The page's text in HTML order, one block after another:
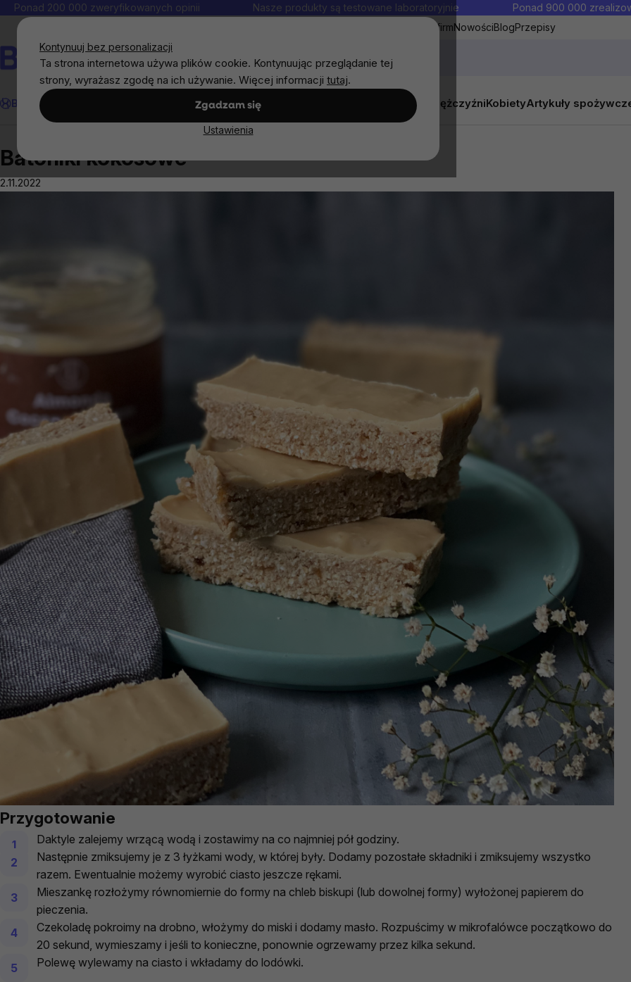
Kontynuuj bez personalizacji
Ta strona internetowa używa plików cookie. Kontynuując przeglądanie tej
strony, wyrażasz zgodę na ich używanie. Więcej informacji tutaj.
Zgadzam się
Ustawienia
Przejść
Ponad 200 000 zweryfikowanych opinii Nasze produkty są testowane laboratoryjnie
Ponad 900 000
Współpraca hurtowa dla firmNowościBlogPrzepisy
Szukaj
BrainMax®
PromocjaCeleSuplementy diety Zestawy promocyjne MężczyźniKobietyArtykuły
Batoniki kokosowe
Batoniki kokosowe
2.11.2022
Przygotowanie
Daktyle zalejemy wrzącą wodą i zostawimy na co najmniej pół godziny.
Następnie zmiksujemy je z 3 łyżkami wody, w której były. Dodamy pozostałe składniki i zmiksujemy wszystko
razem. Ewentualnie możemy wyrobić ciasto jeszcze rękami.
Mieszankę rozłożymy równomiernie do formy na chleb biskupi (lub dowolnej formy) wyłożonej papierem do
pieczenia.
Czekoladę pokroimy na drobno, włożymy do miski i dodamy masło. Rozpuścimy w mikrofalówce początkowo do
20 sekund, wymieszamy i jeśli to konieczne, ponownie ogrzewamy przez kilka sekund.
Polewę wylewamy na ciasto i wkładamy do lodówki.